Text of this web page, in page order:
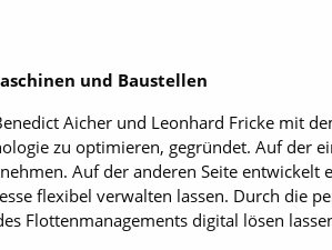
und Baustellen
Aicher und Leonhard Fricke mit
zu optimieren, gegründet. Auf der
Auf der anderen Seite entwickelt
flexibel verwalten lassen. Durch die
Flottenmanagements digital lösen